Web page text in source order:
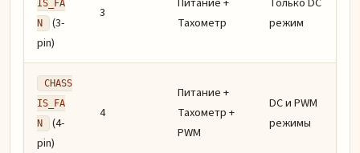
IS_FA
N
(3-
pin)
3
Тахометр
режим
CHASS
IS_FA
N
(4-
pin)
4
Питание +
Тахометр +
PWM
DC и PWM
режимы